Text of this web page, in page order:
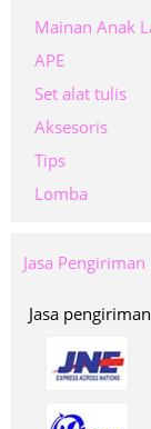
Mainan Anak
APE
Set alat tulis
Aksesoris
Tips
Lomba
Jasa Pengiriman
Jasa